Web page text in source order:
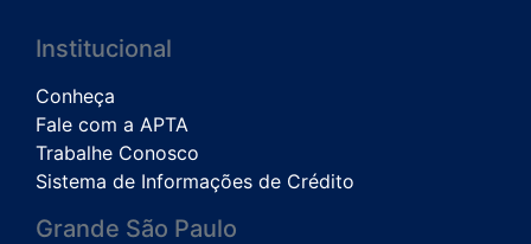
Institucional
Conheça
Fale com a APTA
Trabalhe Conosco
Sistema de Informações de Crédito
Grande São Paulo